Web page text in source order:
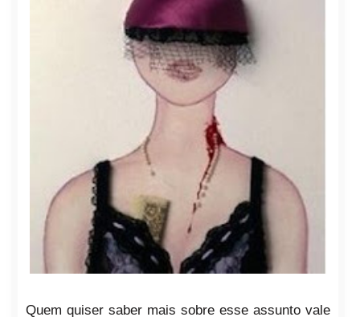
Quem quiser saber mais sobre esse assunto vale